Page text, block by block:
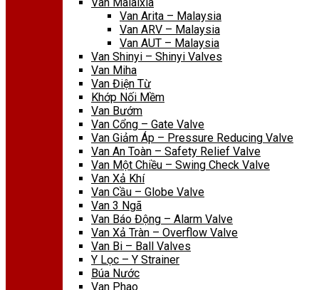
Van Arita – Malaysia
Van ARV – Malaysia
Van AUT – Malaysia
Van Shinyi – Shinyi Valves
Van Miha
Van Điện Từ
Khớp Nối Mềm
Van Bướm
Van Cổng – Gate Valve
Van Giảm Áp – Pressure Reducing Valve
Van An Toàn – Safety Relief Valve
Van Một Chiều – Swing Check Valve
Van Xả Khí
Van Cầu – Globe Valve
Van 3 Ngã
Van Báo Động – Alarm Valve
Van Xả Tràn – Overflow Valve
Van Bi – Ball Valves
Y Lọc – Y Strainer
Búa Nước
Van Phao